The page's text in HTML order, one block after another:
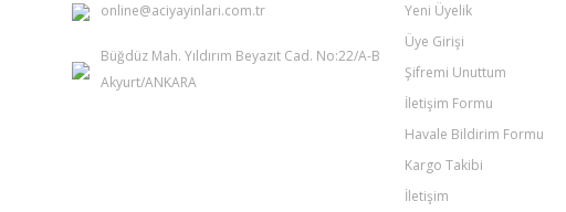
online@aciyayinlari.com.tr
Büğdüz Mah. Yıldırım Beyazıt Cad. No:22/A-B
Akyurt/ANKARA
Yeni Üyelik
Üye Girişi
Şifremi Unuttum
İletişim Formu
Havale Bildirim Formu
Kargo Takibi
İletişim